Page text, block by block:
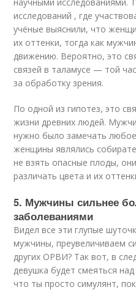
исследований , где
учёные выяснили, что
их оттенки, тогда как
движению. Вероятно, это
связей в таламусе — той
за обработку зрения.
По одной из гипотез, это
жизни древних людей.
нужно было замечать
женщины являлись
не взять опасные плоды,
различать цвета и их
5. Мужчины сильнее
заболеваниями
Видел все эти глупые
мужчины, преувеличиваем
других ОРВИ? Так вот, в
девушка будет смеяться
что ты просто симулянт,